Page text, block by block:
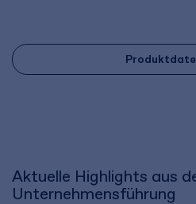
Aktuelle Highlights aus
Unternehmensführung